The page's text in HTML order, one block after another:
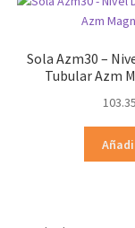
Sola Azm30 –
Tubular Azm
103.35